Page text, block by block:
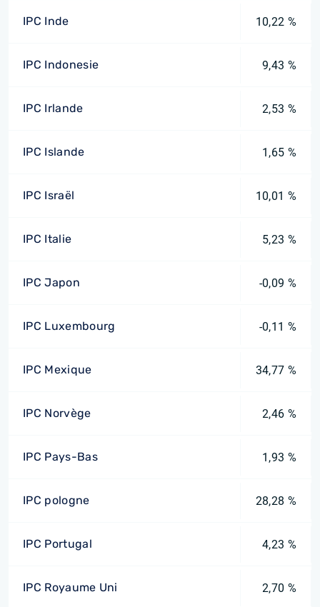
IPC Inde 10,22 %
IPC Indonesie 9,43 %
IPC Irlande 2,53 %
IPC Islande 1,65 %
IPC Israël 10,01 %
IPC Italie 5,23 %
IPC Japon -0,09 %
IPC Luxembourg -0,11 %
IPC Mexique 34,77 %
IPC Norvège 2,46 %
IPC Pays-Bas 1,93 %
IPC pologne 28,28 %
IPC Portugal 4,23 %
IPC Royaume Uni 2,70 %